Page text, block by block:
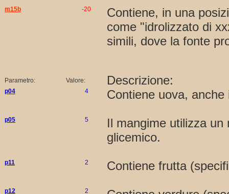
m15b -20
Contiene, in una
come "idrolizzato di
simili, dove la fonte
Parametro: Valore: Descrizione:
p04 4 Contiene uova,
p05 5
Il mangime utilizza
glicemico.
p11 2 Contiene frutta
p12 2